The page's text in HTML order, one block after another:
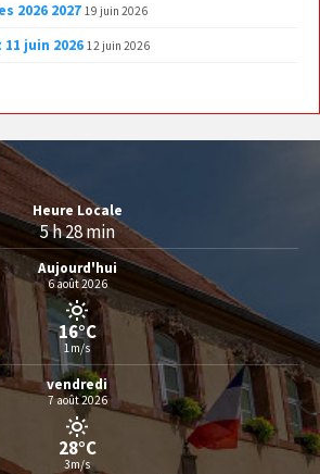
2026 2027 19 juin 2026
juin 2026 12 juin 2026
Heure Locale
5 h 28 min
Aujourd'hui
6 août 2026
16°C
1m/s
vendredi
7 août 2026
28°C
3m/s